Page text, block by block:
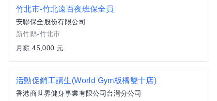
竹北市-竹北遠百夜班保全員
安聯保全股份有限公司
新竹縣-竹北市
月薪 45,000 元
活動促銷工讀生(World Gym板橋雙十店)
香港商世界健身事業有限公司台灣分公司